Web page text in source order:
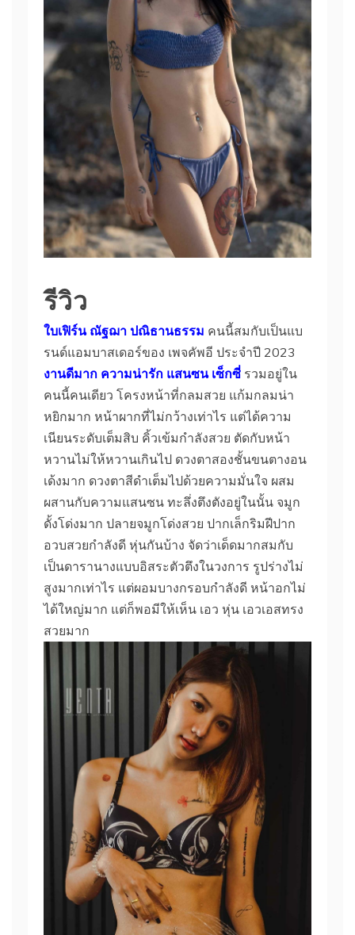
รีวิว
ใบเฟิร์น ณัฐฌา ปณิธานธรรม คนนี้สมกับเป็นแบ
รนด์แอมบาสเดอร์ของ เพจคัพอี ประจำปี 2023
งานดีมาก ความน่ารัก แสนซน เซ็กซี่ รวมอยู่ใน
คนนี้คนเดียว โครงหน้าที่กลมสวย แก้มกลมน่า
หยิกมาก หน้าผากที่ไม่กว้างเท่าไร แต่ได้ความ
เนียนระดับเต็มสิบ คิ้วเข้มกำลังสวย ตัดกับหน้า
หวานไม่ให้หวานเกินไป ดวงตาสองชั้นขนตางอน
เด้งมาก ดวงตาสีดำเต็มไปด้วยความมั่นใจ ผสม
ผสานกับความแสนซน ทะลึ่งตึงตังอยู่ในนั้น จมูก
ดั้งโด่งมาก ปลายจมูกโด่งสวย ปากเล็กริมฝีปาก
อวบสวยกำลังดี หุ่นกันบ้าง จัดว่าเด็ดมากสมกับ
เป็นดารานางแบบอิสระตัวตึงในวงการ รูปร่างไม่
สูงมากเท่าไร แต่ผอมบางกรอบกำลังดี หน้าอกไม่
ได้ใหญ่มาก แต่ก็พอมีให้เห็น เอว หุ่น เอวเอสทรง
สวยมาก